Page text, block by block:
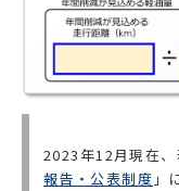
2023年12月現在
報告・公表制度 」